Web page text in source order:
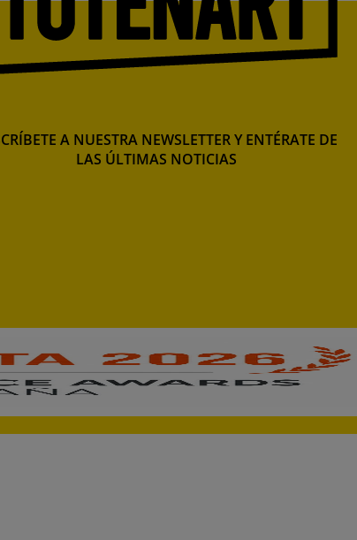
A NUESTRA NEWSLETTER Y ENTÉRATE DE
LAS ÚLTIMAS NOTICIAS